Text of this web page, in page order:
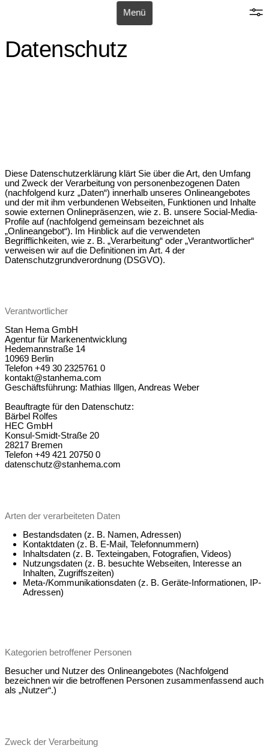
Menü
Agentur
Datenschutz
Diese Datenschutzerklärung klärt Sie über die Art, den Umfang
und Zweck der Verarbeitung von personenbezogenen Daten
(nachfolgend kurz „Daten“) innerhalb unseres Onlineangebotes
und der mit ihm verbundenen Webseiten, Funktionen und Inhalte
sowie externen Onlinepräsenzen, wie z. B. unsere Social-Media-
Profile auf (nachfolgend gemeinsam bezeichnet als
„Onlineangebot“). Im Hinblick auf die verwendeten
Begrifflichkeiten, wie z. B. „Verarbeitung“ oder „Verantwortlicher“
verweisen wir auf die Definitionen im Art. 4 der
Datenschutzgrundverordnung (DSGVO).
Verantwortlicher
Stan Hema GmbH
Agentur für Markenentwicklung
Hedemannstraße 14
10969 Berlin
Telefon +49 30 2325761 0
kontakt@stanhema.com
Geschäftsführung: Mathias Illgen, Andreas Weber
Beauf­tragte für den Daten­schutz:
Bärbel Rolfes
HEC GmbH
Konsul-Smidt-Straße 20
28217 Bremen
Telefon +49 421 20750 0
datenschutz@stanhema.com
Arten der verarbeiteten Daten
Bestandsdaten (z. B. Namen, Adressen)
Kontaktdaten (z. B. E-Mail, Telefonnummern)
Inhaltsdaten (z. B. Texteingaben, Fotografien, Videos)
Nutzungsdaten (z. B. besuchte Webseiten, Interesse an
Inhalten, Zugriffszeiten)
Meta-/Kommunikationsdaten (z. B. Geräte-Informationen, IP-
Adressen)
Kategorien betroffener Personen
Besucher und Nutzer des Onlineangebotes (Nachfolgend
bezeichnen wir die betroffenen Personen zusammenfassend auch
als „Nutzer“.)
Zweck der Verarbeitung